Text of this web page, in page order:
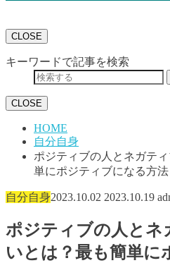
CLOSE
キーワードで記事を検索
CLOSE
HOME
自分自身
ポジティブの人とネガテ
単にポジティブになる方法
自分自身2023.10.02 2023.10.19
ポジティブの人とネ
いとは？最も簡単に